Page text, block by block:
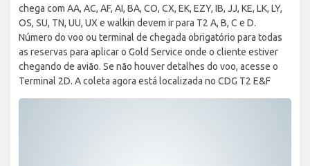
chega com AA, AC, AF, AI, BA, CO, CX, EK, EZY, IB, JJ, KE, LK, LY,
OS, SU, TN, UU, UX e walkin devem ir para T2 A, B, C e D.
Número do voo ou terminal de chegada obrigatório para todas
as reservas para aplicar o Gold Service onde o cliente estiver
chegando de avião. Se não houver detalhes do voo, acesse o
Terminal 2D. A coleta agora está localizada no CDG T2 E&F